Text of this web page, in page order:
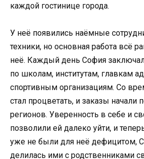
каждой гостинице города.
У неё появились наёмные
техники, но основная работа всё
неё. Каждый день София
по школам, институтам, главкам
спортивным организациям. Со
стал процветать, и заказы начали
регионов. Уверенность в себе и
позволили ей далеко уйти, и
уже не были для неё дефицитом,
делилась ими с родственниками